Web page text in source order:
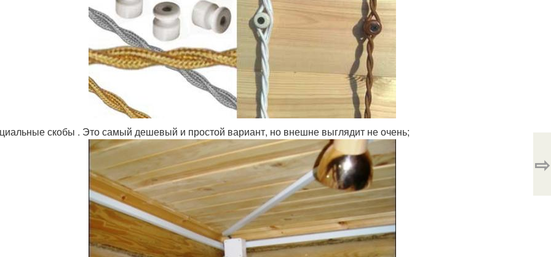
скобы . Это самый дешевый и простой вариант, но внешне выглядит не очень;
⇨